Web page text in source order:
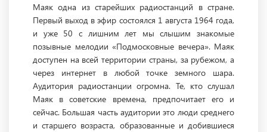
Маяк одна из старейших радиостанций в стране.
Первый выход в эфир состоялся 1 августа 1964 года,
и уже 50 с лишним лет мы слышим знакомые
позывные мелодии «Подмосковные вечера». Маяк
доступен на всей территории страны, за рубежом, а
через интернет в любой точке земного шара.
Аудитория радиостанции огромна. Те, кто слушал
Маяк в советские времена, предпочитает его и
сейчас. Большая часть аудитории это люди среднего
и старшего возраста, образованные и добившиеся